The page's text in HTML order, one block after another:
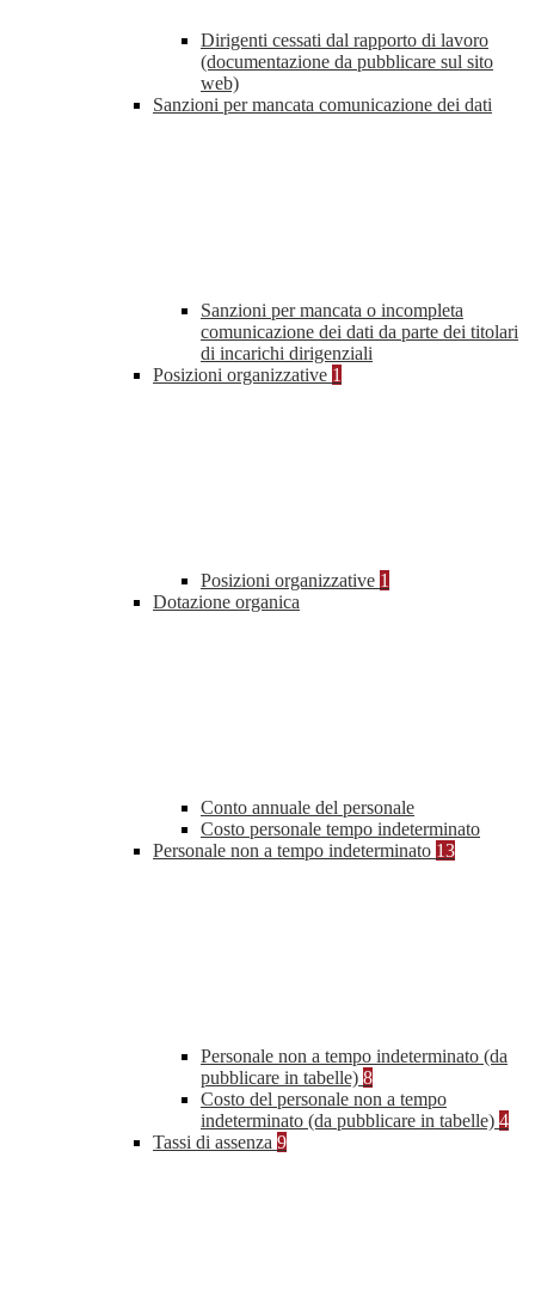
Dirigenti cessati dal rapporto di lavoro
(documentazione da pubblicare sul sito
web)
Sanzioni per mancata comunicazione dei dati
Sanzioni per mancata o incompleta
comunicazione dei dati da parte dei titolari
di incarichi dirigenziali
Posizioni organizzative 1
Posizioni organizzative 1
Dotazione organica
Conto annuale del personale
Costo personale tempo indeterminato
Personale non a tempo indeterminato 13
Personale non a tempo indeterminato (da
pubblicare in tabelle) 8
Costo del personale non a tempo
indeterminato (da pubblicare in tabelle) 4
Tassi di assenza 9